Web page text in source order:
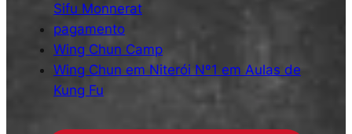
Sifu Monnerat
pagamento
Wing Chun Camp
Wing Chun em Niterói Nº1 em Aulas de
Kung Fu